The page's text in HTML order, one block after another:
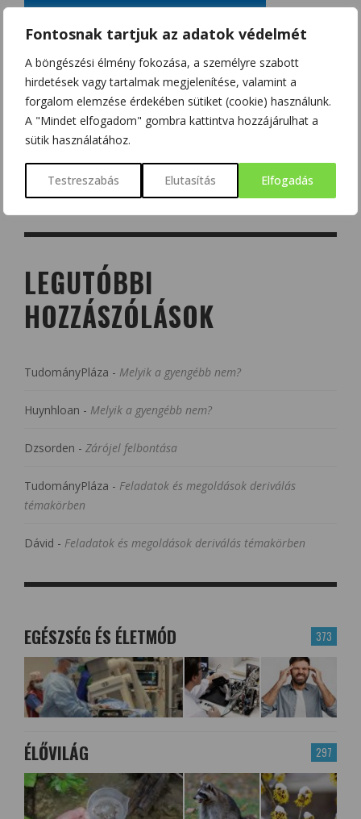
Fontosnak tartjuk az adatok védelmét
A böngészési élmény fokozása, a személyre szabott
hirdetések vagy tartalmak megjelenítése, valamint a
forgalom elemzése érdekében sütiket (cookie) használunk.
A "Mindet elfogadom" gombra kattintva hozzájárulhat a
sütik használatához.
Testreszabás Elutasítás Elfogadás
LEGUTÓBBI
HOZZÁSZÓLÁSOK
TudományPláza - Melyik a gyengébb nem?
Huynhloan - Melyik a gyengébb nem?
Dzsorden - Zárójel felbontása
TudományPláza - Feladatok és megoldások deriválás
témakörben
Dávid - Feladatok és megoldások deriválás témakörben
373
EGÉSZSÉG ÉS ÉLETMÓD
297
ÉLŐVILÁG